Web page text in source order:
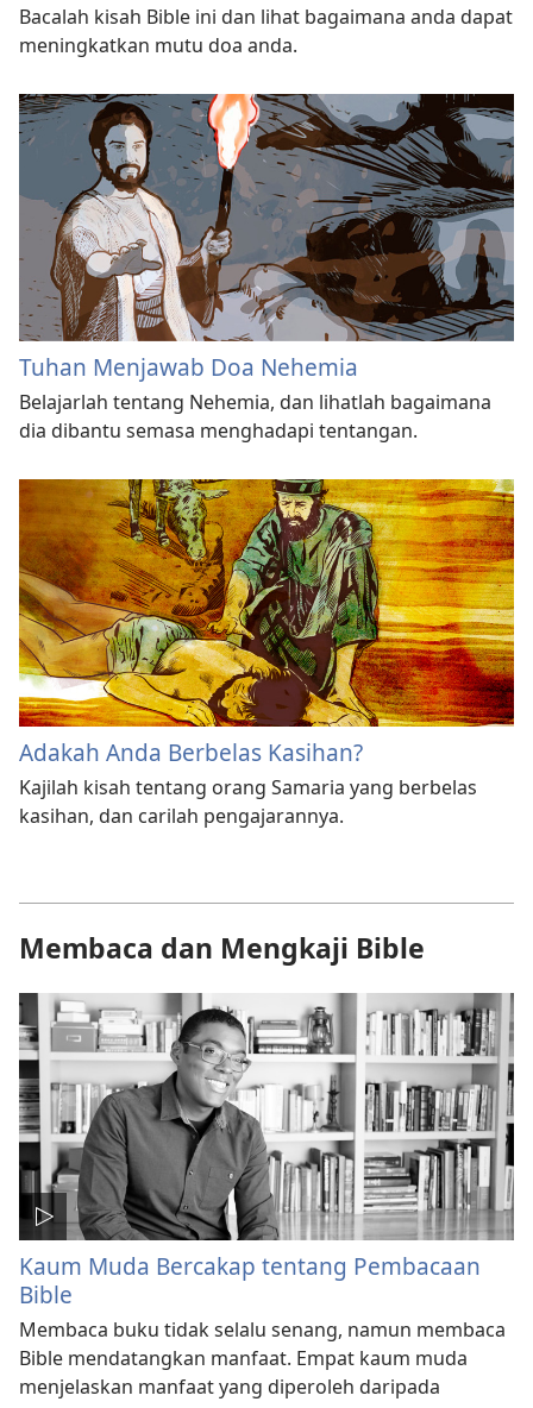
Bacalah kisah Bible ini dan lihat bagaimana anda dapat
meningkatkan mutu doa anda.
Tuhan Menjawab Doa Nehemia
Belajarlah tentang Nehemia, dan lihatlah bagaimana
dia dibantu semasa menghadapi tentangan.
Adakah Anda Berbelas Kasihan?
Kajilah kisah tentang orang Samaria yang berbelas
kasihan, dan carilah pengajarannya.
Membaca dan Mengkaji Bible
Kaum Muda Bercakap tentang Pembacaan
Bible
Membaca buku tidak selalu senang, namun membaca
Bible mendatangkan manfaat. Empat kaum muda
menjelaskan manfaat yang diperoleh daripada